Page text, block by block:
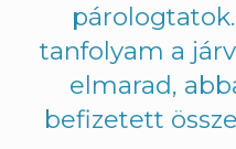
tanfolyam a
elmarad,
befizetett